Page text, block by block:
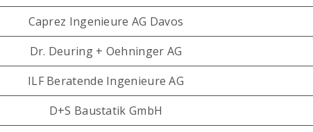
Caprez Ingenieure AG Davos
Dr. Deuring + Oehninger AG
ILF Beratende Ingenieure AG
D+S Baustatik GmbH